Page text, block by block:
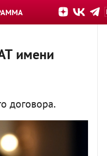
имени
договора.